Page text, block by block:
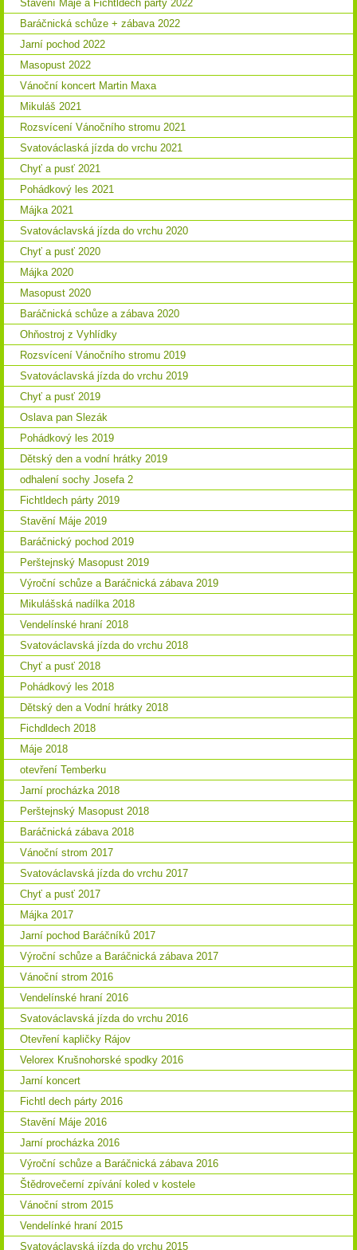
Stavění Máje a Fichtldech párty 2022
Baráčnická schůze + zábava 2022
Jarní pochod 2022
Masopust 2022
Vánoční koncert Martin Maxa
Mikuláš 2021
Rozsvícení Vánočního stromu 2021
Svatováclaská jízda do vrchu 2021
Chyť a pusť 2021
Pohádkový les 2021
Májka 2021
Svatováclavská jízda do vrchu 2020
Chyť a pusť 2020
Májka 2020
Masopust 2020
Baráčnická schůze a zábava 2020
Ohňostroj z Vyhlídky
Rozsvícení Vánočního stromu 2019
Svatováclavská jízda do vrchu 2019
Chyť a pusť 2019
Oslava pan Slezák
Pohádkový les 2019
Dětský den a vodní hrátky 2019
odhalení sochy Josefa 2
Fichtldech párty 2019
Stavění Máje 2019
Baráčnický pochod 2019
Perštejnský Masopust 2019
Výroční schůze a Baráčnická zábava 2019
Mikulášská nadílka 2018
Vendelínské hraní 2018
Svatováclavská jízda do vrchu 2018
Chyť a pusť 2018
Pohádkový les 2018
Dětský den a Vodní hrátky 2018
Fichdldech 2018
Máje 2018
otevření Temberku
Jarní procházka 2018
Perštejnský Masopust 2018
Baráčnická zábava 2018
Vánoční strom 2017
Svatováclavská jízda do vrchu 2017
Chyť a pusť 2017
Májka 2017
Jarní pochod Baráčníků 2017
Výroční schůze a Baráčnická zábava 2017
Vánoční strom 2016
Vendelínské hraní 2016
Svatováclavská jízda do vrchu 2016
Otevření kapličky Rájov
Velorex Krušnohorské spodky 2016
Jarní koncert
Fichtl dech párty 2016
Stavění Máje 2016
Jarní procházka 2016
Výroční schůze a Baráčnická zábava 2016
Štědrovečerní zpívání koled v kostele
Vánoční strom 2015
Vendelínké hraní 2015
Svatováclavská jízda do vrchu 2015